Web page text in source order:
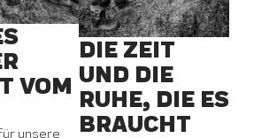
VOM
unsere
DIE ZEIT
UND DIE
RUHE, DIE ES
BRAUCHT